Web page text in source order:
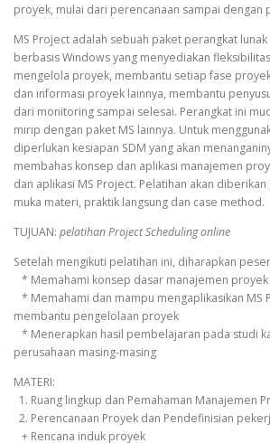
proyek, mulai dari perencanaan sampai dengan
MS Project adalah sebuah paket perangkat
berbasis Windows yang menyediakan
mengelola proyek, membantu setiap fase
dan informasi proyek lainnya, membantu
dari monitoring sampai selesai. Perangkat ini
mirip dengan paket MS lainnya. Untuk
diperlukan kesiapan SDM yang akan
membahas konsep dan aplikasi manajemen
dan aplikasi MS Project. Pelatihan akan
muka materi, praktik langsung dan case method.
TUJUAN: pelatihan Project Scheduling online
Setelah mengikuti pelatihan ini, diharapkan
* Memahami konsep dasar manajemen proyek
* Memahami dan mampu mengaplikasikan MS
membantu pengelolaan proyek
* Menerapkan hasil pembelajaran pada studi
perusahaan masing-masing
MATERI:
1. Ruang lingkup dan Pemahaman Manajemen
2. Perencanaan Proyek dan Pendefinisian
+ Rencana induk proyek